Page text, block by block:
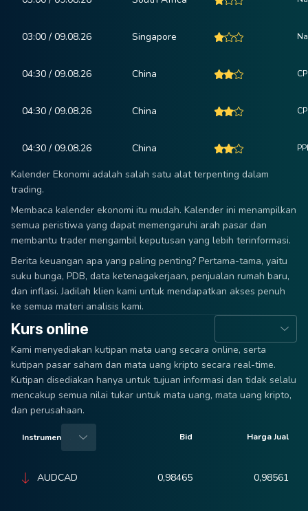
03:00 / 09.08.26 Singapore
04:30 / 09.08.26 China
04:30 / 09.08.26 China
04:30 / 09.08.26 China
Kalender Ekonomi adalah salah satu alat terpenting dalam
trading.
Membaca kalender ekonomi itu mudah. Kalender ini menampilkan
semua peristiwa yang dapat memengaruhi arah pasar dan
membantu trader mengambil keputusan yang lebih terinformasi.
Berita keuangan apa yang paling penting? Pertama-tama, yaitu
suku bunga, PDB, data ketenagakerjaan, penjualan rumah baru,
dan inflasi. Jadilah klien kami untuk mendapatkan akses penuh
ke semua materi analisis kami.
Kurs online
Kami menyediakan kutipan mata uang secara online, serta
kutipan pasar saham dan mata uang kripto secara real-time.
Kutipan disediakan hanya untuk tujuan informasi dan tidak selalu
mencakup semua nilai tukar untuk mata uang, mata uang kripto,
dan perusahaan.
Instrumen Bid Harga Jual
AUDCAD 0,98465 0,98561